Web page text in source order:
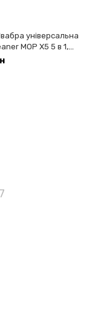
універсальна
MOP X5 5 в 1,
пароочищувач